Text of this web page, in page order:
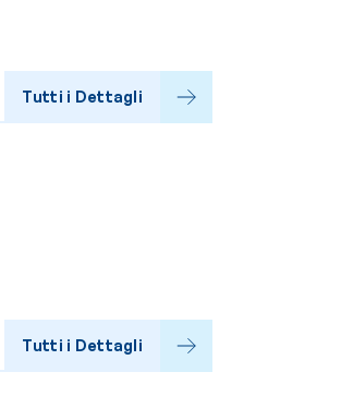
Tutti i Dettagli
Tutti i Dettagli